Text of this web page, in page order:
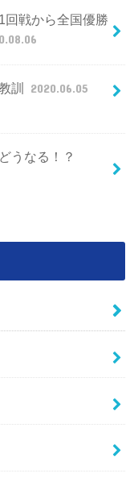
回戦から全国優勝
訓 2020.06.05
うなる！？